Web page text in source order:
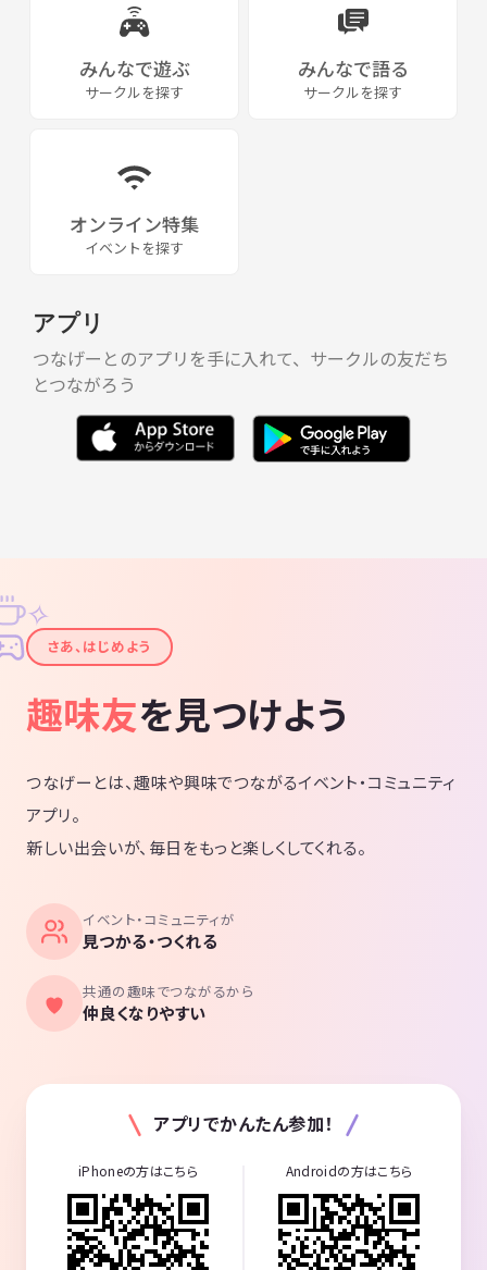
みんなで遊ぶ
サークルを探す
みんなで語る
サークルを探す
オンライン特集
イベントを探す
アプリ
つなげーとのアプリを手に入れて、サークルの友だち
とつながろう
✦
✧
さあ、はじめよう
趣味友を見つけよう
つなげーとは、趣味や興味でつながるイベント・コミュニティ
アプリ。
新しい出会いが、毎日をもっと楽しくしてくれる。
イベント・コミュニティが
見つかる・つくれる
共通の趣味でつながるから
仲良くなりやすい
アプリでかんたん参加！
iPhoneの方はこちら Androidの方はこちら